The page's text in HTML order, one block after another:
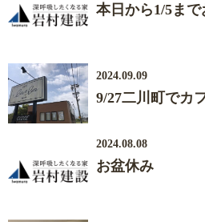
本日から1/5まで
2024.09.09
9/27二川町でカ
2024.08.08
お盆休み